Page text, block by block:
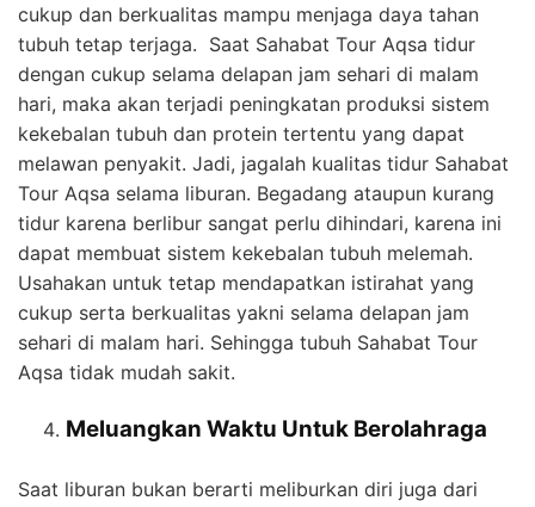
cukup dan berkualitas mampu menjaga daya tahan
tubuh tetap terjaga. Saat Sahabat Tour Aqsa tidur
dengan cukup selama delapan jam sehari di malam
hari, maka akan terjadi peningkatan produksi sistem
kekebalan tubuh dan protein tertentu yang dapat
melawan penyakit. Jadi, jagalah kualitas tidur Sahabat
Tour Aqsa selama liburan. Begadang ataupun kurang
tidur karena berlibur sangat perlu dihindari, karena ini
dapat membuat sistem kekebalan tubuh melemah.
Usahakan untuk tetap mendapatkan istirahat yang
cukup serta berkualitas yakni selama delapan jam
sehari di malam hari. Sehingga tubuh Sahabat Tour
Aqsa tidak mudah sakit.
Meluangkan Waktu Untuk Berolahraga
Saat liburan bukan berarti meliburkan diri juga dari